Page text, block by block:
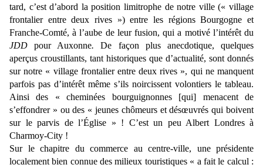
tard, c’est d’abord la position limitrophe de notre ville (« village
frontalier entre deux rives ») entre les régions Bourgogne et
Franche-Comté, à l’aube de leur fusion, qui a motivé l’intérêt du
JDDpour Auxonne.De façon plus anecdotique, quelques
aperçus croustillants, tant historiques que d’actualité, sont donnés
sur notre « village frontalier entre deux rives », qui ne manquent
parfois pas d’intérêt même s’ils noircissent volontiers le tableau.
Ainsi des « cheminées bourguignonnes [qui] menacent de
s’effondrer » ou des « jeunes chômeurs et désœuvrés qui boivent
sur le parvis de l’Église » ! C’est un peu Albert Londres à
Charmoy-City !
Sur le chapitre du commerce au centre-ville, une présidente
localement bien connue des milieux touristiques « a fait le calcul :